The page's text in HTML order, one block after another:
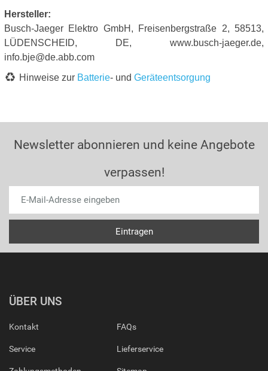
Hersteller:
Busch-Jaeger Elektro GmbH, Freisenbergstraße 2, 58513,
LÜDENSCHEID, DE, www.busch-jaeger.de,
info.bje@de.abb.com
Hinweise zur Batterie- und Geräteentsorgung
Newsletter abonnieren und keine Angebote
verpassen!
ÜBER UNS
Kontakt
Service
FAQs
Lieferservice